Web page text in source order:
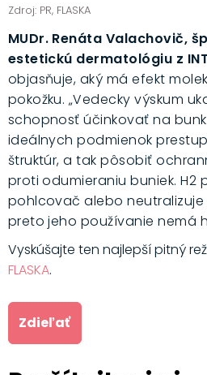
Zdroj: PR, FLASKA
MUDr. Renáta Valachovič,
estetickú dermatológiu z
objasňuje, aký má efekt
pokožku. „Vedecky výskum
schopnosť účinkovať na
ideálnych podmienok
štruktúr, a tak pôsobiť
proti odumieraniu buniek. H2
pohlcovač alebo neutralizuje
preto jeho používanie nemá
Vyskúšajte ten najlepší pitný
FLASKA.
Zdieľať